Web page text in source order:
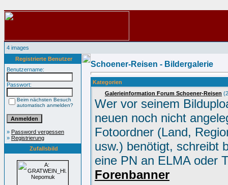
4 images
Registrierte Benutzer
Benutzername:
Passwort:
Beim nächsten Besuch
automatisch anmelden?
» Password vergessen
» Registrierung
Zufallsbild
Schoener-Reisen - Bildergalerie
Kategorien
Galerieinformation Forum Schoener-Reisen
Wer vor seinem
neuen noch nicht
Fotoordner (Land,
usw.) benötigt, schreibt
eine PN an ELMA oder
Forenbanner